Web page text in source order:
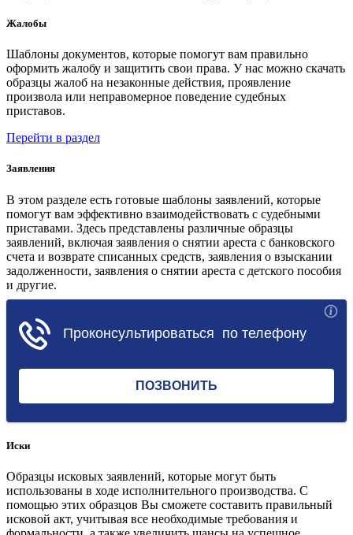
Жалобы
Шаблоны документов, которые помогут вам правильно
оформить жалобу и защитить свои права. У нас можно скачать
образцы жалоб на незаконные действия, проявление
произвола или неправомерное поведение судебных
приставов.
Перейти в раздел
Заявления
В этом разделе есть готовые шаблоны заявлений, которые
помогут вам эффективно взаимодействовать с судебными
приставами. Здесь представлены различные образцы
заявлений, включая заявления о снятии ареста с банковского
счета и возврате списанных средств, заявления о взыскании
задолженности, заявления о снятии ареста с детского пособия
и другие.
Иски
Образцы исковых заявлений, которые могут быть
использованы в ходе исполнительного производства. С
помощью этих образцов Вы сможете составить правильный
исковой акт, учитывая все необходимые требования и